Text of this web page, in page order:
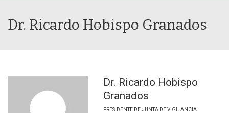
Dr. Ricardo Hobispo Granados
Dr. Ricardo Hobispo
Granados
PRESIDENTE DE JUNTA DE VIGILANCIA